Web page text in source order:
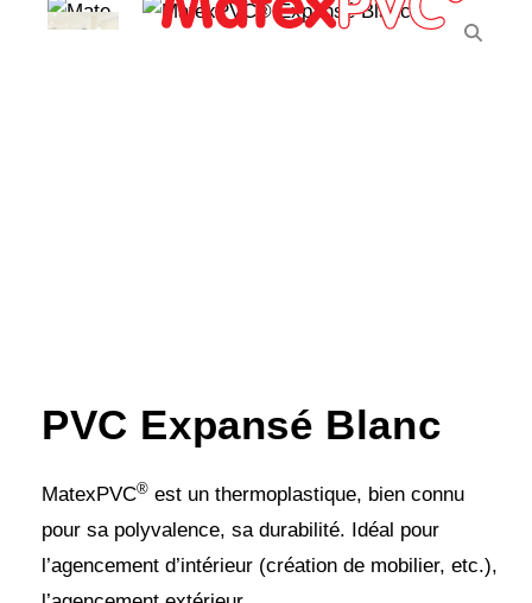
PVC Expansé Blanc
MatexPVC® est un thermoplastique, bien connu
pour sa polyvalence, sa durabilité. Idéal pour
l’agencement d’intérieur (création de mobilier, etc.),